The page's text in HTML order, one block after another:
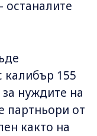
останалите
калибър 155
нуждите на
партньори от
както на